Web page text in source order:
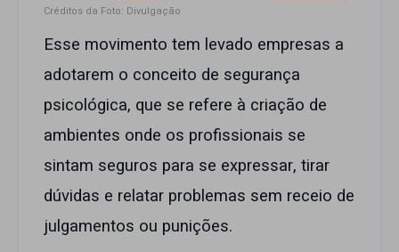
Créditos da Foto: Divulgação
Esse movimento tem levado empresas a
adotarem o conceito de segurança
psicológica, que se refere à criação de
ambientes onde os profissionais se
sintam seguros para se expressar, tirar
dúvidas e relatar problemas sem receio de
julgamentos ou punições.